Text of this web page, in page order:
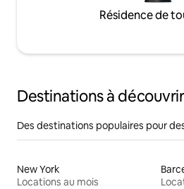
Résidence de
Destinations à découvrir
Des destinations populaires pour
New York
Locations au mois